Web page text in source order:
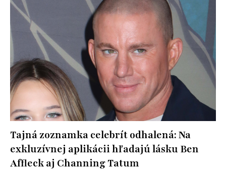
Tajná zoznamka celebrít odhalená: Na
exkluzívnej aplikácii hľadajú lásku Ben
Affleck aj Channing Tatum